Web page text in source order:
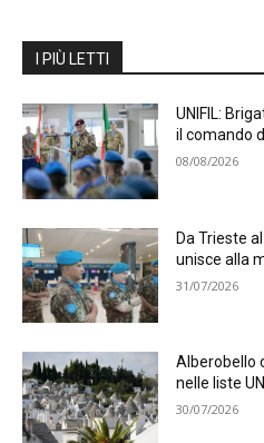
I PIÙ LETTI
UNIFIL:
il comando
08/08/2026
Da Trieste
unisce alla
31/07/2026
Alberobello
nelle liste
30/07/2026